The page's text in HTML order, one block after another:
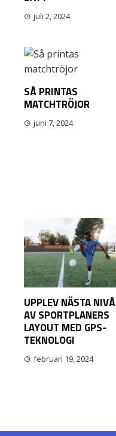
juli 2, 2024
SÅ PRINTAS
MATCHTRÖJOR
juni 7, 2024
UPPLEV NÄSTA NIVÅ
AV SPORTPLANERS
LAYOUT MED GPS-
TEKNOLOGI
februari 19, 2024